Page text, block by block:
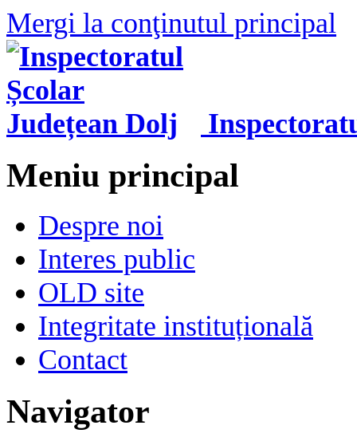
Mergi la conţinutul principal
Meniu principal
Despre noi
Interes public
OLD site
Integritate instituțională
Contact
Navigator